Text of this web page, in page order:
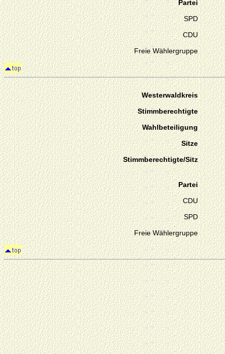
Partei
SPD
CDU
Freie Wählergruppe
Westerwaldkreis
Stimmberechtigte
Wahlbeteiligung
Sitze
Stimmberechtigte/Sitz
Partei
CDU
SPD
Freie Wählergruppe